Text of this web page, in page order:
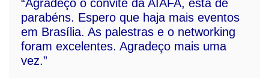
“Agradeço o convite da AIAFA, está de
parabéns. Espero que haja mais eventos
em Brasília. As palestras e o networking
foram excelentes. Agradeço mais uma
vez.”